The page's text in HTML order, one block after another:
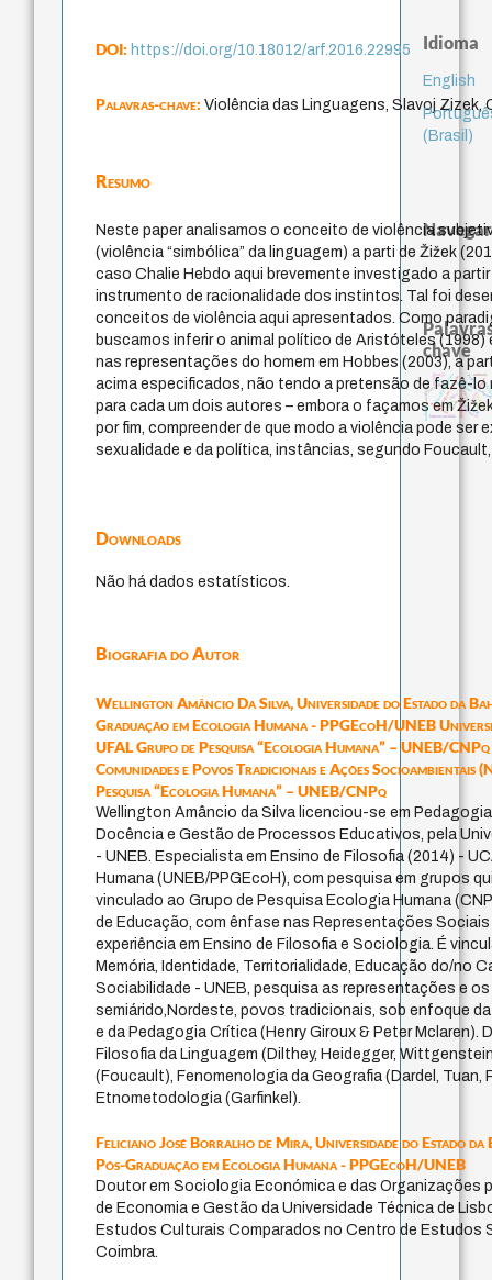
DOI:https://doi.org/10.18012/arf.2016.22995
Palavras-chave:Violência das Linguagens, Slavoj Zizek,
Resumo
Neste paper analisamos o conceito de violência
(violência “simbólica” da linguagem) a parti de Žižek
caso Chalie Hebdo aqui brevemente investigado a
instrumento de racionalidade dos instintos. Tal foi
conceitos de violência aqui apresentados. Como
buscamos inferir o animal político de Aristóteles (1998)
nas representações do homem em Hobbes (2003), a
acima especificados, não tendo a pretensão de fazê-lo
para cada um dois autores – embora o façamos em
por fim, compreender de que modo a violência pode ser
sexualidade e da política, instâncias, segundo
Downloads
Não há dados estatísticos.
Biografia do Autor
Wellington Amâncio Da Silva,Universidade do Estado da
Graduação em Ecologia Humana - PPGEcoH/UNEB
UFAL Grupo de Pesquisa “Ecologia Humana” – UNEB/
Comunidades e Povos Tradicionais e Ações Socioambientais
Pesquisa “Ecologia Humana” – UNEB/CNPq
Wellington Amâncio da Silva licenciou-se em
Docência e Gestão de Processos Educativos, pela
- UNEB. Especialista em Ensino de Filosofia (2014) -
Humana (UNEB/PPGEcoH), com pesquisa em grupos
vinculado ao Grupo de Pesquisa Ecologia Humana
de Educação, com ênfase nas Representações Sociais
experiência em Ensino de Filosofia e Sociologia. É
Memória, Identidade, Territorialidade, Educação do/no
Sociabilidade - UNEB, pesquisa as representações e
semiárido,Nordeste, povos tradicionais, sob enfoque
e da Pedagogia Crítica (Henry Giroux & Peter Mclaren).
Filosofia da Linguagem (Dilthey, Heidegger,
(Foucault), Fenomenologia da Geografia (Dardel, Tuan,
Etnometodologia (Garfinkel).
Feliciano José Borralho de Mira,Universidade do Estado
Pós-Graduação em Ecologia Humana - PPGEcoH/UNEB
Doutor em Sociologia Económica e das Organizações
de Economia e Gestão da Universidade Técnica de
Estudos Culturais Comparados no Centro de Estudos
Coimbra.
Idioma
English
(Brasil)
Navegar
chave
fundamentalismo
jacobi
protágoras
experiência
metafísica do tempo género
idade
intolerância
homem-medida
filosofias indígenas
j.c.m. neto
palavra
perdón
leyes
violencia
guayaquil
logos
pedagogia
lei
desejo
sacrifício
mind
therapy animais
realidad